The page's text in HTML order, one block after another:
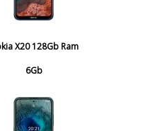
X20 128Gb Ram
6Gb